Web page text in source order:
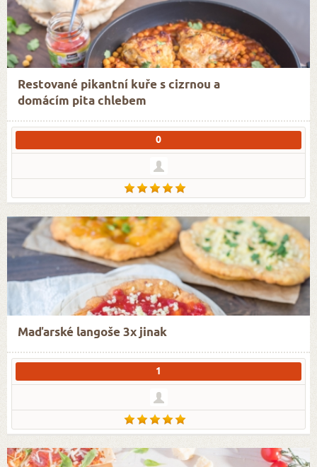
Restované pikantní kuře s cizrnou a
domácím pita chlebem
0
Maďarské langoše 3x jinak
1